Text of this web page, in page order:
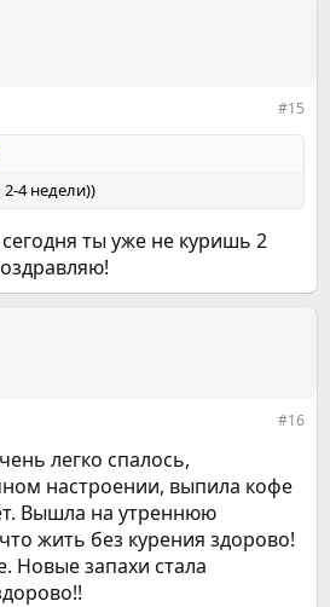
#15
4 недели))
ты уже не куришь 2
#16
легко спалось,
настроении, выпила кофе
Вышла на утреннюю
жить без курения здорово!
Новые запахи стала